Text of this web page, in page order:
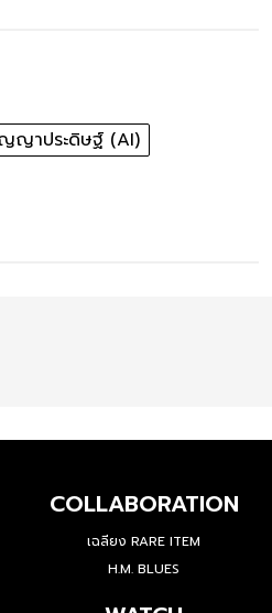
COLLABORATION
เฉลียง RARE ITEM